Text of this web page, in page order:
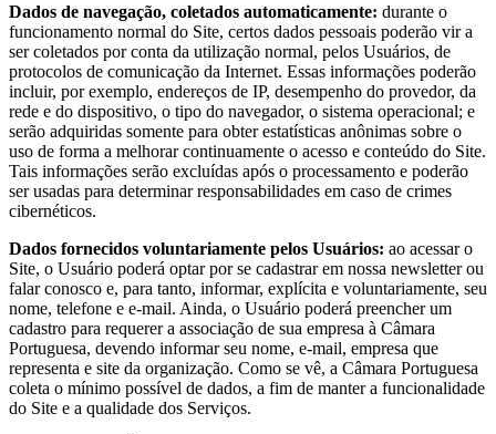
Dados de navegação, coletados automaticamente: durante o
funcionamento normal do Site, certos dados pessoais poderão vir a
ser coletados por conta da utilização normal, pelos Usuários, de
protocolos de comunicação da Internet. Essas informações poderão
incluir, por exemplo, endereços de IP, desempenho do provedor, da
rede e do dispositivo, o tipo do navegador, o sistema operacional; e
serão adquiridas somente para obter estatísticas anônimas sobre o
uso de forma a melhorar continuamente o acesso e conteúdo do Site.
Tais informações serão excluídas após o processamento e poderão
ser usadas para determinar responsabilidades em caso de crimes
cibernéticos.
Dados fornecidos voluntariamente pelos Usuários: ao acessar o
Site, o Usuário poderá optar por se cadastrar em nossa newsletter ou
falar conosco e, para tanto, informar, explícita e voluntariamente, seu
nome, telefone e e-mail. Ainda, o Usuário poderá preencher um
cadastro para requerer a associação de sua empresa à Câmara
Portuguesa, devendo informar seu nome, e-mail, empresa que
representa e site da organização. Como se vê, a Câmara Portuguesa
coleta o mínimo possível de dados, a fim de manter a funcionalidade
do Site e a qualidade dos Serviços.